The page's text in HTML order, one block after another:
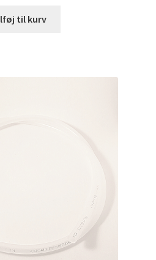
til kurv